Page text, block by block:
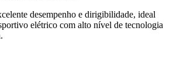
desempenho e dirigibilidade, ideal
elétrico com alto nível de tecnologia